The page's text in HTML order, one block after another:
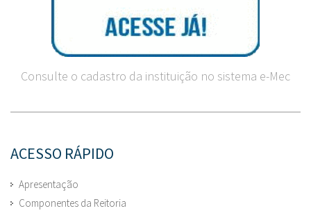
Consulte o cadastro da instituição no sistema e-Mec
ACESSO RÁPIDO
Apresentação
Componentes da Reitoria